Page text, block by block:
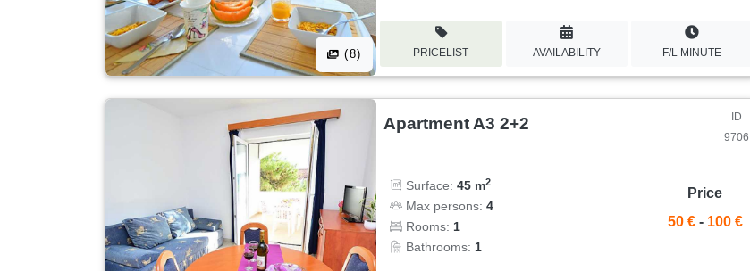
(8) PRICELIST AVAILABILITY F/L MINUTE
Apartment A3 2+2
ID
9706
Surface:45 m2
Max persons:4
Rooms: 1
Bathrooms: 1
Price
50 € - 100 €